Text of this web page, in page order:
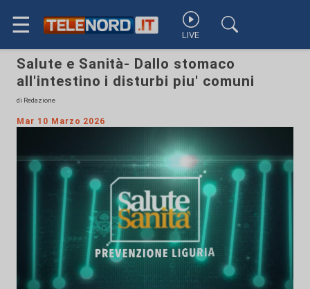
☰ LIVE
Salute e Sanità- Dallo stomaco
all'intestino i disturbi piu' comuni
di Redazione
Mar 10 Marzo 2026